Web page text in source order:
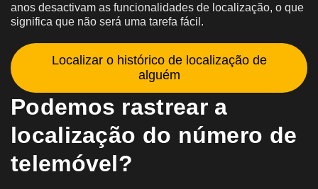
anos desactivam as funcionalidades de localização, o que
significa que não será uma tarefa fácil.
Localizar o histórico de localização de
alguém
Podemos rastrear a
localização do número de
telemóvel?